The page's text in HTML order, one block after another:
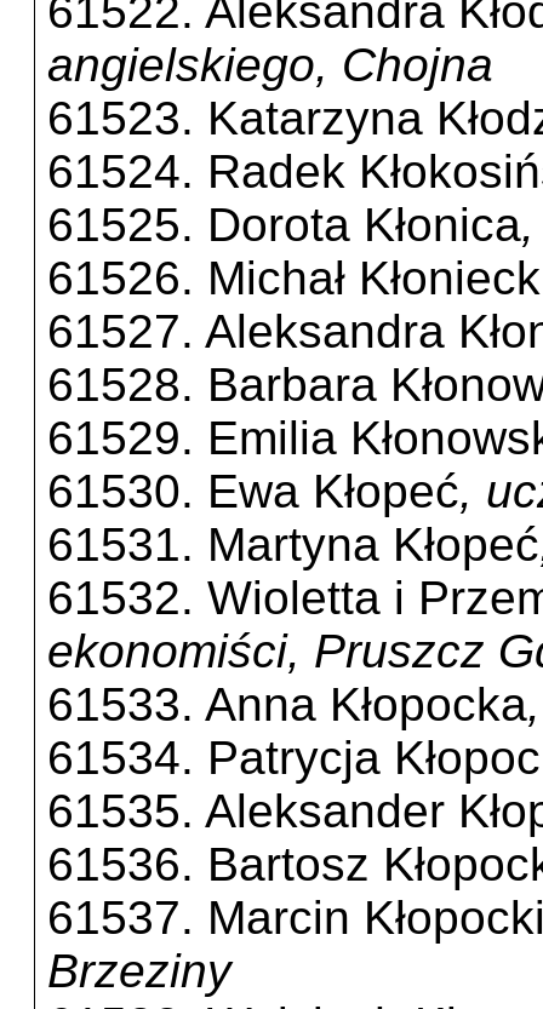
61522. Aleksandra
angielskiego, Chojna
61523. Katarzyna
61524. Radek
61525. Dorota Kłonica
61526. Michał
61527. Aleksandra
61528. Barbara
61529. Emilia
61530. Ewa Kłopeć,
61531. Martyna Kłopeć
61532. Wioletta i
ekonomiści, Pruszcz
61533. Anna Kłopocka
61534. Patrycja
61535. Aleksander
61536. Bartosz
61537. Marcin
Brzeziny